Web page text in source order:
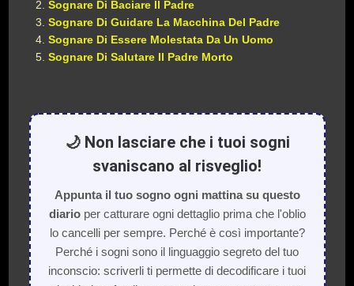
Sognare Di Baciare Il Padre
Sognare Di Guidare La Macchina Del Padre
Sognare Di Essere Molestata Da Un Uomo
Sognare Di Salutare Il Padre Morto
🌙 Non lasciare che i tuoi sogni
svaniscano al risveglio!
Appunta il tuo sogno ogni mattina su questo
diarioper catturare ogni dettaglio prima che l'oblio
lo cancelli per sempre. Perché è così importante?
Perché i sogni sono il linguaggio segreto del tuo
inconscio: scriverli ti permette di decodificare i tuoi